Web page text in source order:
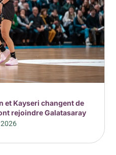
et Kayseri changent de
rejoindre Galatasaray